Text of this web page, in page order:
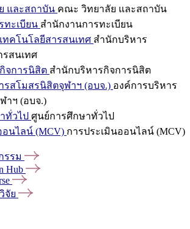
และสถาบัน คณะ วิทยาลัย และสถาบัน
ทะเบียน สำนักงานการทะเบียน
ทคโนโลยีสารสนเทศ สำนักบริหาร
รสนเทศ
จการนิสิต สำนักบริหารกิจการนิสิต
รสโมสรนิสิตจุฬาฯ (อบจ.) องค์การบริหาร
าฯ (อบจ.)
ทั่วไป ศูนย์การศึกษาทั่วไป
อนไลน์ (MCV) การประเมินออนไลน์ (MCV)
รรม
Hub
จัย